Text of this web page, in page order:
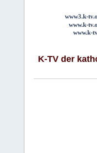
www3.k-
www.k-
www.k-
K-TV der